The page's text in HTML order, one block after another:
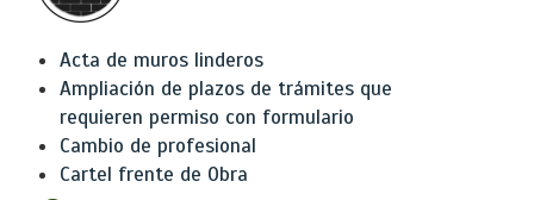
Acta de muros linderos
Ampliación de plazos de trámites que
requieren permiso con formulario
Cambio de profesional
Cartel frente de Obra